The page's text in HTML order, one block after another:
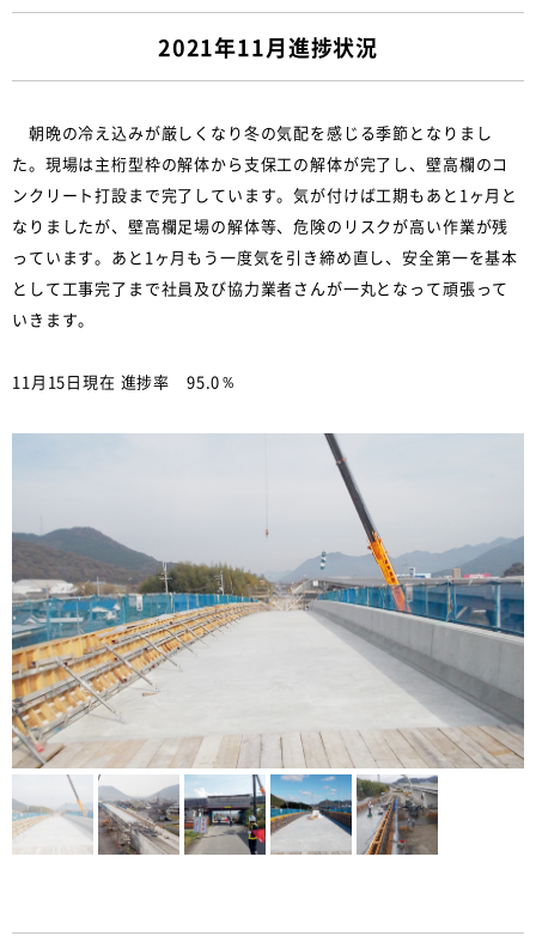
2021年11月進捗状況
朝晩の冷え込みが厳しくなり冬の気配を感じる季節となりまし
た。現場は主桁型枠の解体から支保工の解体が完了し、壁高欄のコ
ンクリート打設まで完了しています。気が付けば工期もあと1ヶ月と
なりましたが、壁高欄足場の解体等、危険のリスクが高い作業が残
っています。あと1ヶ月もう一度気を引き締め直し、安全第一を基本
として工事完了まで社員及び協力業者さんが一丸となって頑張って
いきます。
11月15日現在 進捗率 95.0％